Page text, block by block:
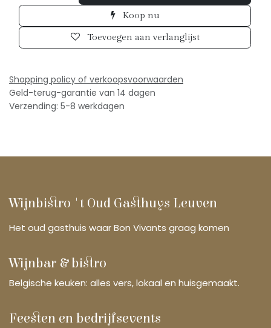
Koop nu
Toevoegen aan verlanglijst
Shopping policy of verkoopsvoorwaarden
Geld-terug-garantie van 14 dagen
Verzending: 5-8 werkdagen
Wijnbistro 't Oud Gasthuys Leuven
Het oud gasthuis waar Bon Vivants graag komen
Wijnbar & bistro
Belgische keuken: alles vers, lokaal en huisgemaakt.
Feesten en bedrijfsevents